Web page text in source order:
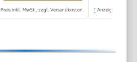
mit 1 Extra Filter –
Preis inkl. MwSt., zzgl. Versandkosten * Anzeige